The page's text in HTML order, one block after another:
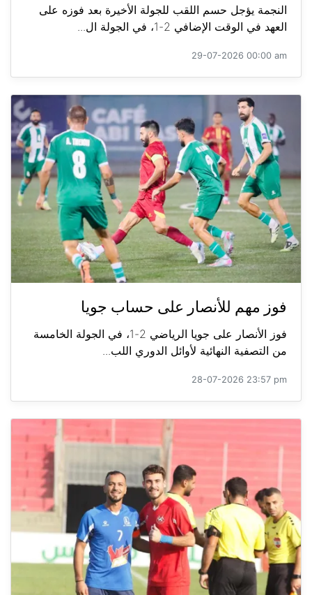
النجمة يؤجل حسم اللقب للجولة الأخيرة بعد فوزه على
العهد في الوقت الإضافي 2-1، في الجولة ال...
29-07-2026 00:00 am
فوز مهم للأنصار على حساب جويا
فوز الأنصار على جويا الرياضي 2-1، في الجولة الخامسة
من التصفية النهائية لأوائل الدوري اللب...
28-07-2026 23:57 pm